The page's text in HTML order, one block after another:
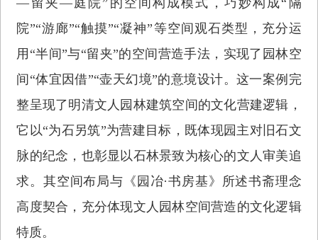
院”“游廊”“触摸”“凝神”等空间观石类型，充分运
用“半间”与“留夹”的空间营造手法，实现了园林空
间“体宜因借”“壶天幻境”的意境设计。这一案例完
整呈现了明清文人园林建筑空间的文化营建逻辑，
它以“为石另筑”为营建目标，既体现园主对旧石文
脉的纪念，也彰显以石林景致为核心的文人审美追
求。其空间布局与《园冶·书房基》所述书斋理念
高度契合，充分体现文人园林空间营造的文化逻辑
特质。